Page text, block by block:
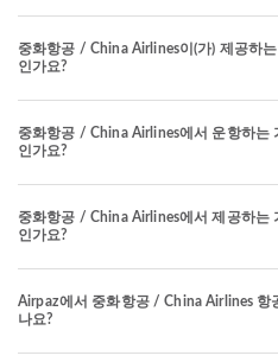
중화항공 / China Airlines이(가) 제공하
인가요?
중화항공 / China Airlines에서 운항하는
인가요?
중화항공 / China Airlines에서 제공하는
인가요?
Airpaz에서 중화항공 / China Airlines 항
나요?